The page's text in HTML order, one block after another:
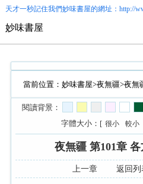
天才一秒記住我們妙味書屋的網址：http://
妙味書屋
當前位置： 妙味書屋>夜無疆>夜無
閱讀背景：
字體大小：[ 很小 較小
夜無疆 第101章
上一章 返回列